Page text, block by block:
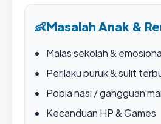
👶Masalah Anak &
Malas sekolah &
Perilaku buruk & sulit
Pobia nasi / gangguan
Kecanduan HP & Games